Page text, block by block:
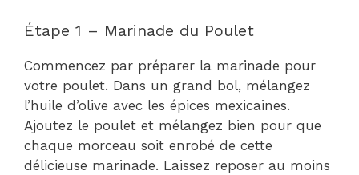
Étape 1 – Marinade du Poulet
Commencez par préparer la marinade pour
votre poulet. Dans un grand bol, mélangez
l’huile d’olive avec les épices mexicaines.
Ajoutez le poulet et mélangez bien pour que
chaque morceau soit enrobé de cette
délicieuse marinade. Laissez reposer au moins